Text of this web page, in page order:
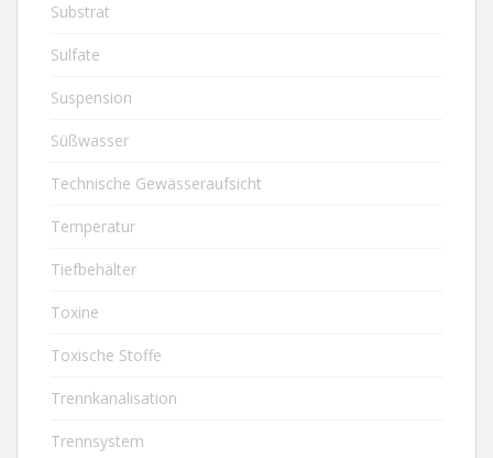
Substrat
Sulfate
Suspension
Süßwasser
Technische Gewässeraufsicht
Temperatur
Tiefbehälter
Toxine
Toxische Stoffe
Trennkanalisation
Trennsystem